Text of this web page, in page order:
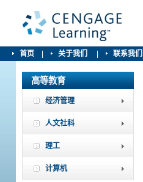
首页 关于我们 联系我们
高等教育
经济管理
人文社科
理工
计算机